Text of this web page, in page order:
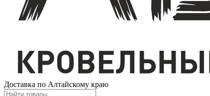
Доставка по Алтайскому краю